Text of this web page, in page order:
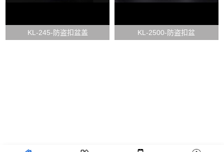
KL-245-防盗扣盆盖 KL-2500-防盗扣盆